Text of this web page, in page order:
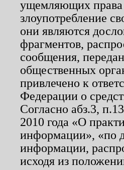
ущемляющих права
злоупотребление
они являются
фрагментов,
сообщения,
общественных
привлечено к
Федерации о
Согласно абз.3,
2010 года «О
информации», «по
информации,
исходя из